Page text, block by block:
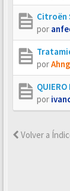
Citroën
por
por
QUIERO
por
Volver a